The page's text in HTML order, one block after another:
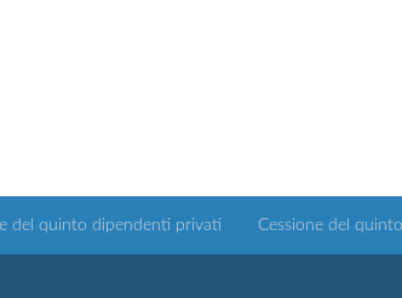
del quinto dipendenti privati Cessione del